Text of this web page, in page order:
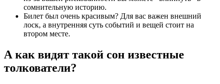
сомнительную историю.
Билет был очень красивым? Для вас важен внешний
лоск, а внутренняя суть событий и вещей стоит на
втором месте.
А как видят такой сон известные
толкователи?